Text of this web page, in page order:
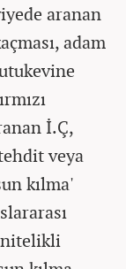
aranan
adam
İ.Ç,
veya
kılma'
nitelikli